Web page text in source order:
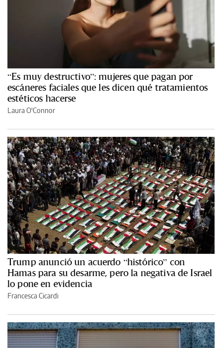
“Es muy destructivo”: mujeres que pagan por
escáneres faciales que les dicen qué tratamientos
estéticos hacerse
Laura O'Connor
Trump anunció un acuerdo “histórico” con
Hamas para su desarme, pero la negativa de Israel
lo pone en evidencia
Francesca Cicardi